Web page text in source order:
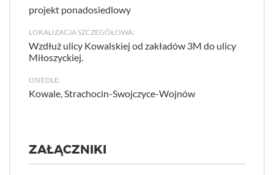
projekt ponadosiedlowy
LOKALIZACJA SZCZEGÓŁOWA:
Wzdłuż ulicy Kowalskiej od zakładów 3M do ulicy
Miłoszyckiej.
OSIEDLE:
Kowale, Strachocin-Swojczyce-Wojnów
ZAŁĄCZNIKI